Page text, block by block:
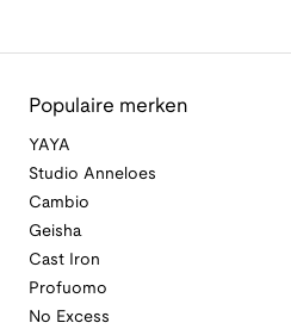
Populaire merken
YAYA
Studio Anneloes
Cambio
Geisha
Cast Iron
Profuomo
No Excess